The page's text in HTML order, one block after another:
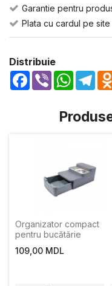
Garantie pentru
Plata cu cardul pe site
Distribuie
Facebook
Viber
Organizator compact
pentru bucătărie
109,00 MDL